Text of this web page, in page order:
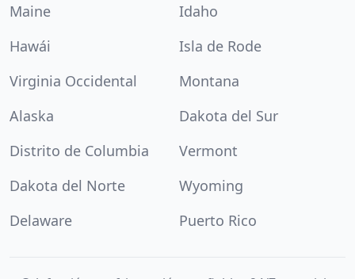
Maine
Idaho
Hawái
Isla de Rode
Virginia Occidental
Montana
Alaska
Dakota del Sur
Distrito de Columbia
Vermont
Dakota del Norte
Wyoming
Delaware
Puerto Rico